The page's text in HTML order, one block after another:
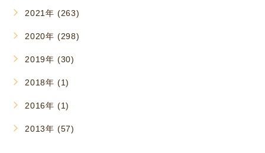
2021年 (263)
2020年 (298)
2019年 (30)
2018年 (1)
2016年 (1)
2013年 (57)